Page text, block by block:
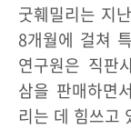
굿훼밀리는 지
8개월에 걸쳐
연구원은 직판
삼을 판매하면
리는 데 힘쓰고